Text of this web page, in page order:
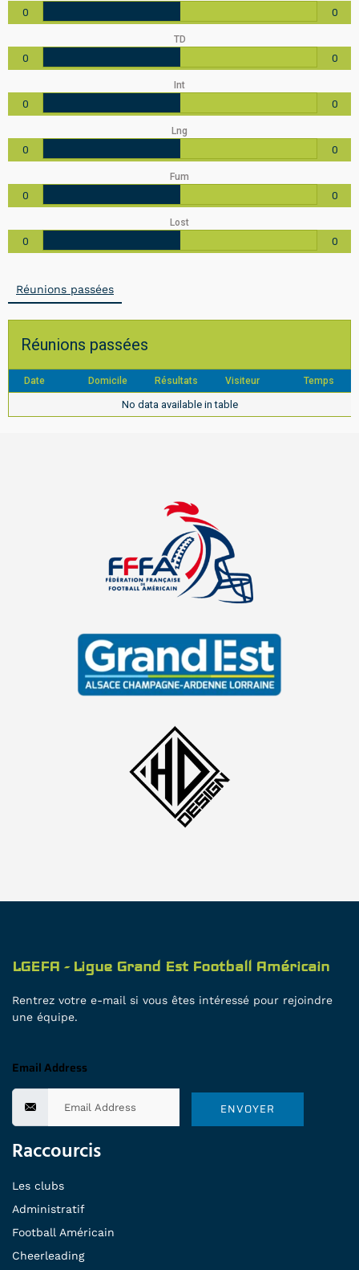
0 0
TD
0 0
Int
0 0
Lng
0 0
Fum
0 0
Lost
0 0
Réunions passées
Réunions passées
Date Domicile Résultats Visiteur Temps
No data available in table
LGEFA - Ligue Grand Est Football Américain
Rentrez votre e-mail si vous êtes intéressé pour rejoindre
une équipe.
Email Address
ENVOYER
Raccourcis
Les clubs
Administratif
Football Américain
Cheerleading